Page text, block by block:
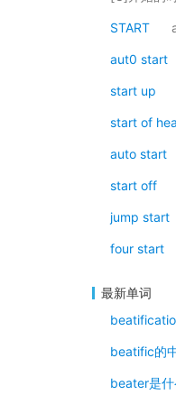
START
aut0 start
start up
start of
auto start
start off
jump start
four start
最新单词
beatific的
beater是什